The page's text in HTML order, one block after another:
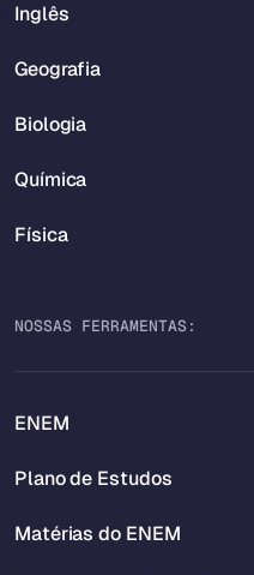
Inglês
Geografia
Biologia
Química
Física
NOSSAS FERRAMENTAS:
ENEM
Plano de Estudos
Matérias do ENEM